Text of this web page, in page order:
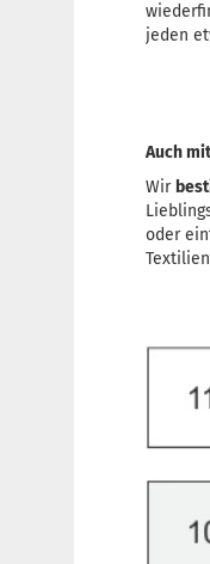
jeden
Auch
Wir
oder